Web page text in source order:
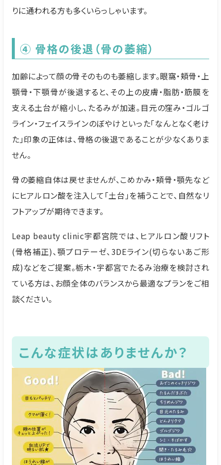
りに通われる方も多くいらっしゃいます。
④ 骨格の後退（骨の萎縮）
加齢によって顔の骨そのものも萎縮します。眼窩・頬骨・上
顎骨・下顎骨が後退すると、その上の皮膚・脂肪・筋膜を
支える土台が縮小し、たるみが加速。目元の窪み・ゴルゴ
ライン・フェイスラインのぼやけといった「なんとなく老け
た」印象の正体は、骨格の後退であることが少なくありま
せん。
骨の萎縮自体は戻せませんが、こめかみ・頬骨・顎先など
にヒアルロン酸を注入して「土台」を補うことで、自然なリ
フトアップが期待できます。
Leap beauty clinic宇都宮院では、ヒアルロン酸リフト
(骨格補正)、顎プロテーゼ、3DEライン(切らないあご形
成)などをご提案。栃木・宇都宮でたるみ治療を検討され
ている方は、お顔全体のバランスから最適なプランをご相
談ください。
こんな症状はありませんか？